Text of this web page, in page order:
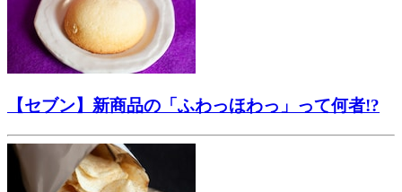
【セブン】新商品の「ふわっほわっ」って何者!?